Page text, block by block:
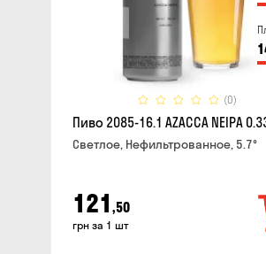
(0)
Пиво 2085-16.1 AZACCA NEIPA
Светлое, Нефильтрованное, 5.7°
121 ,50
грн за 1 шт